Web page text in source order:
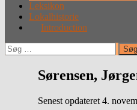
Leksikon
Lokalhistorie
Introduction
Søg
efter:
Sørensen,
Senest opdateret 4.